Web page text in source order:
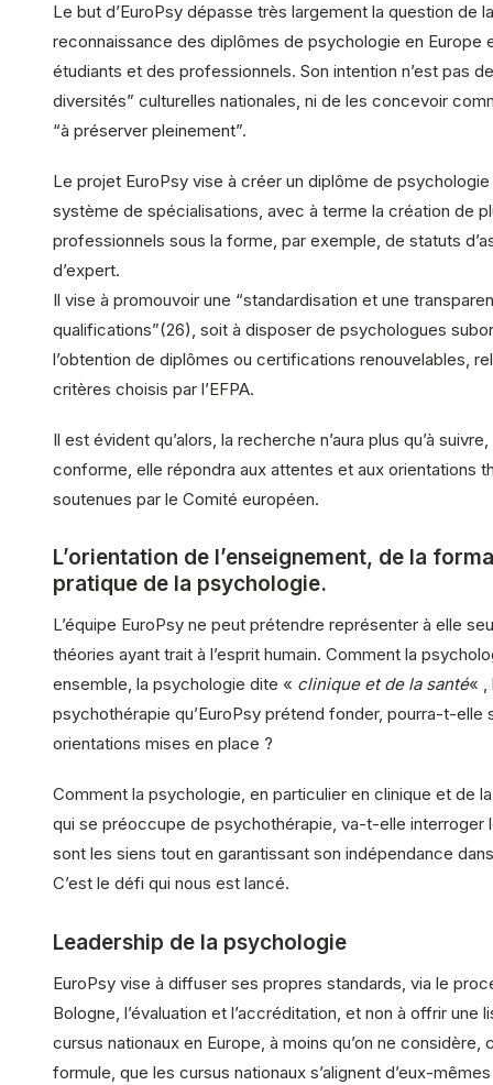
Le but d’EuroPsy dépasse très largement la question de la
reconnaissance des diplômes de psychologie en Europe
étudiants et des professionnels. Son intention n’est pas
diversités” culturelles nationales, ni de les concevoir
“à préserver pleinement”.
Le projet EuroPsy vise à créer un diplôme de
système de spécialisations, avec à terme la création de
professionnels sous la forme, par exemple, de statuts
d’expert.
Il vise à promouvoir une “standardisation et une
qualifications”(26), soit à disposer de psychologues
l’obtention de diplômes ou certifications renouvelables,
critères choisis par l’EFPA.
Il est évident qu’alors, la recherche n’aura plus qu’à
conforme, elle répondra aux attentes et aux orientations
soutenues par le Comité européen.
L’orientation de l’enseignement, de la
pratique de la psychologie.
L’équipe EuroPsy ne peut prétendre représenter à elle
théories ayant trait à l’esprit humain. Comment la
ensemble, la psychologie dite « clinique et de la santé« ,
psychothérapie qu’EuroPsy prétend fonder, pourra-t-elle
orientations mises en place ?
Comment la psychologie, en particulier en clinique et de
qui se préoccupe de psychothérapie, va-t-elle interroger
sont les siens tout en garantissant son indépendance
C’est le défi qui nous est lancé.
Leadership de la psychologie
EuroPsy vise à diffuser ses propres standards, via le
Bologne, l’évaluation et l’accréditation, et non à offrir une
cursus nationaux en Europe, à moins qu’on ne considère,
formule, que les cursus nationaux s’alignent d’eux-